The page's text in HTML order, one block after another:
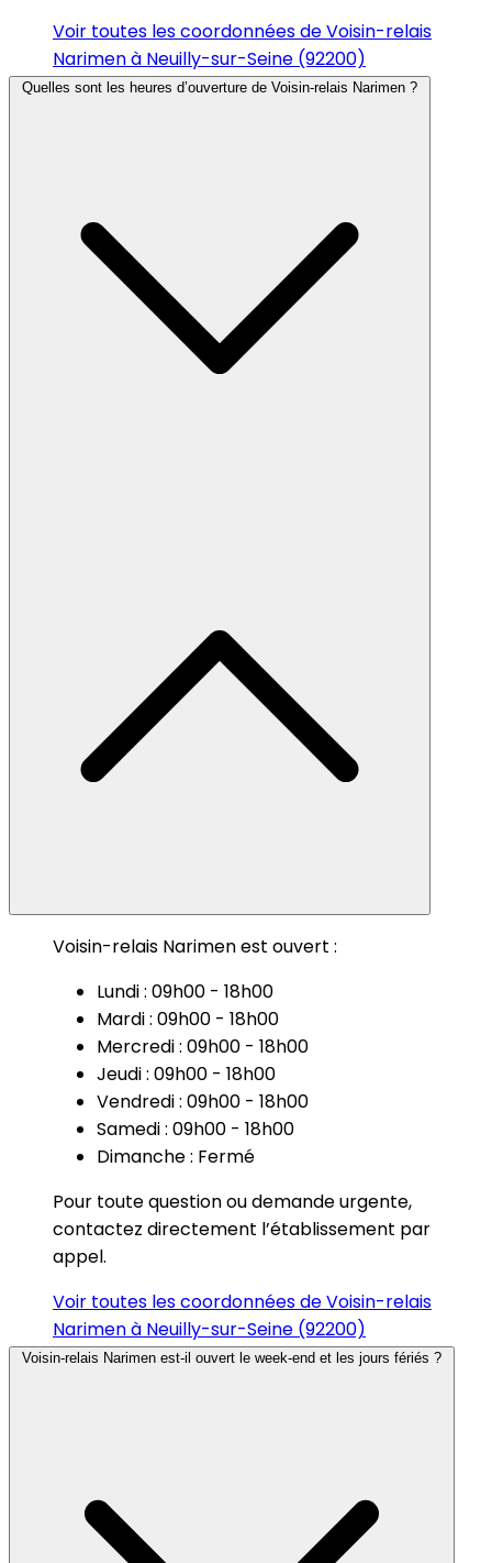
Voir toutes les coordonnées de Voisin-relais
Narimen à Neuilly-sur-Seine (92200)
Quelles sont les heures d’ouverture de Voisin-relais Narimen ?
Voisin-relais Narimen est ouvert :
Lundi : 09h00 - 18h00
Mardi : 09h00 - 18h00
Mercredi : 09h00 - 18h00
Jeudi : 09h00 - 18h00
Vendredi : 09h00 - 18h00
Samedi : 09h00 - 18h00
Dimanche : Fermé
Pour toute question ou demande urgente,
contactez directement l’établissement par
appel.
Voir toutes les coordonnées de Voisin-relais
Narimen à Neuilly-sur-Seine (92200)
Voisin-relais Narimen est-il ouvert le week-end et les jours fériés ?